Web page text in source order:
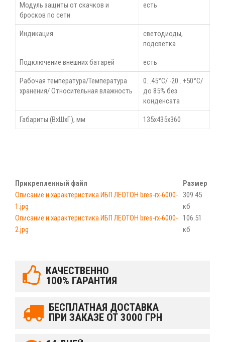
Модуль защиты от скачков и
бросков по сети
есть
Индикация
светодиоды,
подсветка
Подключение внешних батарей есть
Рабочая температура/Температура
хранения/ Относительная влажность
0...45°С/ -20...+50°С/
до 85% без
конденсата
Габариты (ВхШхГ), мм 135х435х360
Прикрепленный файл
Размер
Описание и характеристика ИБП ЛЕОТОН bres-rx-6000-
1.jpg
309.45
кб
Описание и характеристика ИБП ЛЕОТОН bres-rx-6000-
2.jpg
106.51
кб
КАЧЕСТВЕННО
100% ГАРАНТИЯ
БЕСПЛАТНАЯ ДОСТАВКА
ПРИ ЗАКАЗЕ ОТ 3000 ГРН